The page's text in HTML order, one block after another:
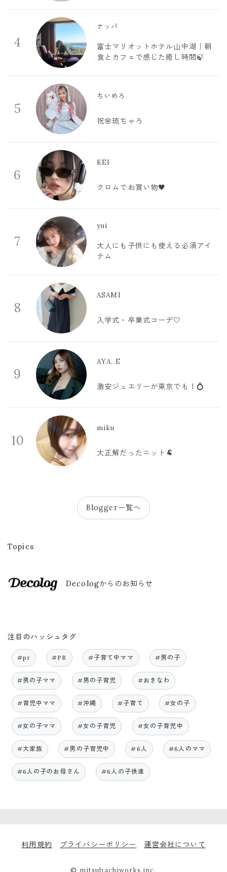
4
ナッパ
富士マリオットホテル山中湖｜朝
食とカフェで感じた癒し時間🍃
5
ちいめろ
祝🌸琉ちゃろ
6
KEI
クロムでお買い物🖤
7
yui
大人にも子供にも使える必須アイ
テム
8
ASAMI
入学式・卒業式コーデ🤍
9
AYA..E
激安ジュエリーが東京でも！💍
10
miku
大正解だったニット🐏
Blogger一覧へ
Topics
Decologからのお知らせ
注目のハッシュタグ
#pr #PR #子育て中ママ #男の子
#男の子ママ #男の子育児 #おきなわ
#育児中ママ #沖縄 #子育て #女の子
#女の子ママ #女の子育児 #女の子育児中
#大家族 #男の子育児中 #6人 #6人のママ
#6人の子のお母さん #6人の子供達
利用規約 プライバシーポリシー 運営会社について
© mitsubachiworks inc.